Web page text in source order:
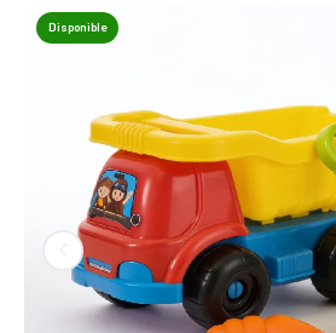
Disponible